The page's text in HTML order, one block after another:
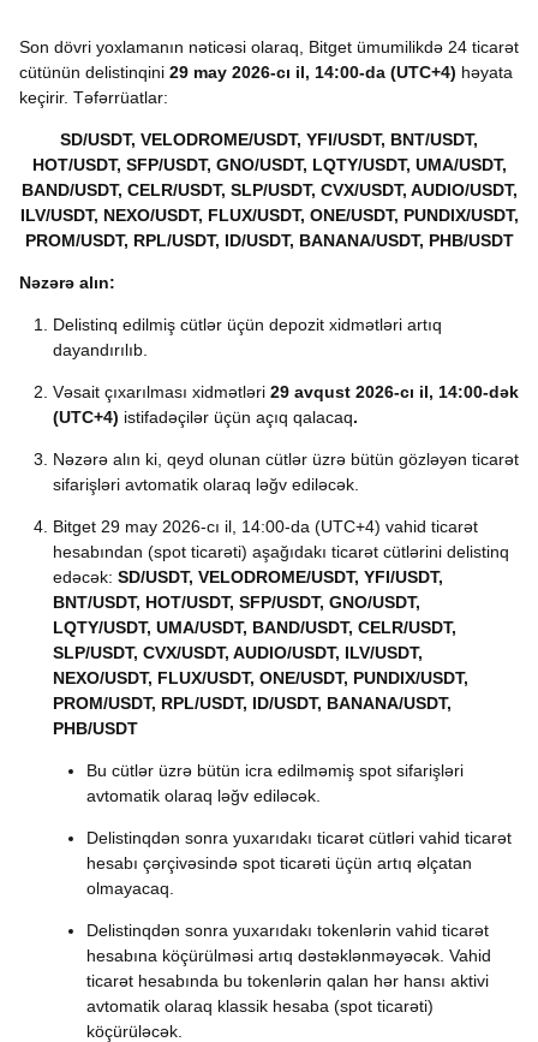
Son dövri yoxlamanın nəticəsi olaraq, Bitget ümumilikdə 24 ticarət
cütünün delistinqini 29 may 2026-cı il, 14:00-da (UTC+4) həyata
keçirir. Təfərrüatlar:
SD/USDT, VELODROME/USDT, YFI/USDT, BNT/USDT,
HOT/USDT, SFP/USDT, GNO/USDT, LQTY/USDT, UMA/USDT,
BAND/USDT, CELR/USDT, SLP/USDT, CVX/USDT, AUDIO/USDT,
ILV/USDT, NEXO/USDT, FLUX/USDT, ONE/USDT, PUNDIX/USDT,
PROM/USDT, RPL/USDT, ID/USDT, BANANA/USDT, PHB/USDT
Nəzərə alın:
Delistinq edilmiş cütlər üçün depozit xidmətləri artıq
dayandırılıb.
Vəsait çıxarılması xidmətləri 29 avqust 2026-cı il, 14:00-dək
(UTC+4) istifadəçilər üçün açıq qalacaq.
Nəzərə alın ki, qeyd olunan cütlər üzrə bütün gözləyən ticarət
sifarişləri avtomatik olaraq ləğv ediləcək.
Bitget 29 may 2026-cı il, 14:00-da (UTC+4) vahid ticarət
hesabından (spot ticarəti) aşağıdakı ticarət cütlərini delistinq
edəcək: SD/USDT, VELODROME/USDT, YFI/USDT,
BNT/USDT, HOT/USDT, SFP/USDT, GNO/USDT,
LQTY/USDT, UMA/USDT, BAND/USDT, CELR/USDT,
SLP/USDT, CVX/USDT, AUDIO/USDT, ILV/USDT,
NEXO/USDT, FLUX/USDT, ONE/USDT, PUNDIX/USDT,
PROM/USDT, RPL/USDT, ID/USDT, BANANA/USDT,
PHB/USDT
Bu cütlər üzrə bütün icra edilməmiş spot sifarişləri
avtomatik olaraq ləğv ediləcək.
Delistinqdən sonra yuxarıdakı ticarət cütləri vahid ticarət
hesabı çərçivəsində spot ticarəti üçün artıq əlçatan
olmayacaq.
Delistinqdən sonra yuxarıdakı tokenlərin vahid ticarət
hesabına köçürülməsi artıq dəstəklənməyəcək. Vahid
ticarət hesabında bu tokenlərin qalan hər hansı aktivi
avtomatik olaraq klassik hesaba (spot ticarəti)
köçürüləcək.